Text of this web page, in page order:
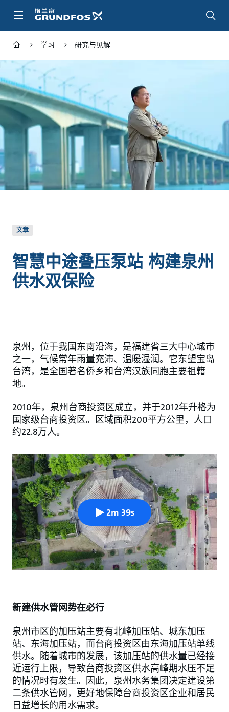
内
学习 研究与见解
文章
智慧中途叠压泵站 构建泉州
供水双保险
泉州，位于我国东南沿海，是福建省三大中心城市
之一，气候常年雨量充沛、温暖湿润。它东望宝岛
台湾，是全国著名侨乡和台湾汉族同胞主要祖籍
地。
2010年，泉州台商投资区成立，并于2012年升格为
国家级台商投资区。区域面积200平方公里，人口
约22.8万人。
2m 39s
新建供水管网势在必行
泉州市区的加压站主要有北峰加压站、城东加压
站、东海加压站，而台商投资区由东海加压站单线
供水。随着城市的发展，该加压站的供水量已经接
近运行上限，导致台商投资区供水高峰期水压不足
的情况时有发生。因此，泉州水务集团决定建设第
二条供水管网，更好地保障台商投资区企业和居民
日益增长的用水需求。